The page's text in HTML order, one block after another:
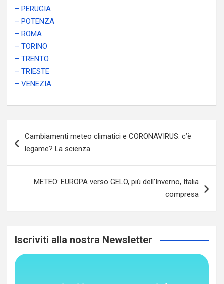
– PERUGIA
– POTENZA
– ROMA
– TORINO
– TRENTO
– TRIESTE
– VENEZIA
articoli
Cambiamenti meteo climatici e CORONAVIRUS: c’è
legame? La scienza
METEO: EUROPA verso GELO, più dell’Inverno, Italia
compresa
Iscriviti alla nostra Newsletter